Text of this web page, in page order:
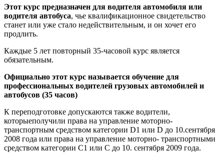
Этот курс предназначен для водителя автомобиля или
водителя автобуса, чье квалификационное свидетельство
станет или уже стало недействительным, и он хочет его
продлить.
Каждые 5 лет повторный 35-часовой курс является
обязательным.
Официально этот курс называется обучение для
профессиональных водителей грузовых автомобилей и
автобусов (35 часов)
К переподготовке допускаются также водители,
которыеполучили права на управление моторно-
транспортным средством категории D1 или D до 10.сентября
2008 года или права на управление моторно- транспортными
средством категории С1 или С до 10. сентября 2009 года.